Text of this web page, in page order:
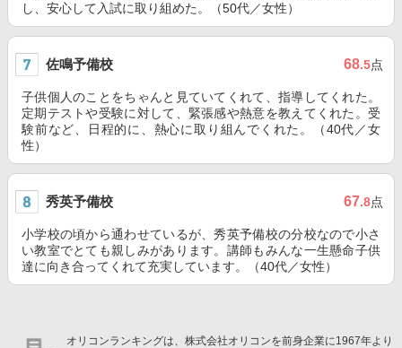
し、安心して入試に取り組めた。（50代／女性）
佐鳴予備校 68.5点
子供個人のことをちゃんと見ていてくれて、指導してくれた。
定期テストや受験に対して、緊張感や熱意を教えてくれた。受
験前など、日程的に、熱心に取り組んでくれた。（40代／女
性）
秀英予備校 67.8点
小学校の頃から通わせているが、秀英予備校の分校なので小さ
い教室でとても親しみがあります。講師もみんな一生懸命子供
達に向き合ってくれて充実しています。（40代／女性）
オリコンランキングは、株式会社オリコンを前身企業に1967年より